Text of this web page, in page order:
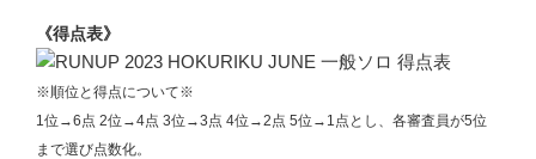
《得点表》
※順位と得点について※
1位→6点 2位→4点 3位→3点 4位→2点 5位→1点とし、各審査員が5位
まで選び点数化。